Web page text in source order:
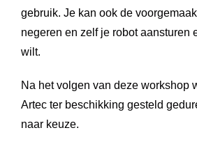
gebruik. Je kan ook de
negeren en zelf je robot aansturen
wilt.
Na het volgen van deze workshop
Artec ter beschikking gesteld
naar keuze.